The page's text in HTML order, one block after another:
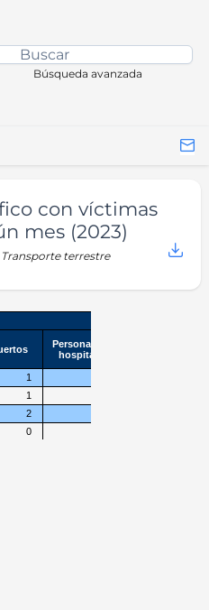
Búsqueda avanzada
con víctimas
mes (2023)
Transporte terrestre